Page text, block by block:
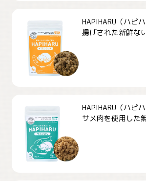
HAPIHARU（ハピ
揚げされた新鮮な
HAPIHARU（ハピ
サメ肉を使用した